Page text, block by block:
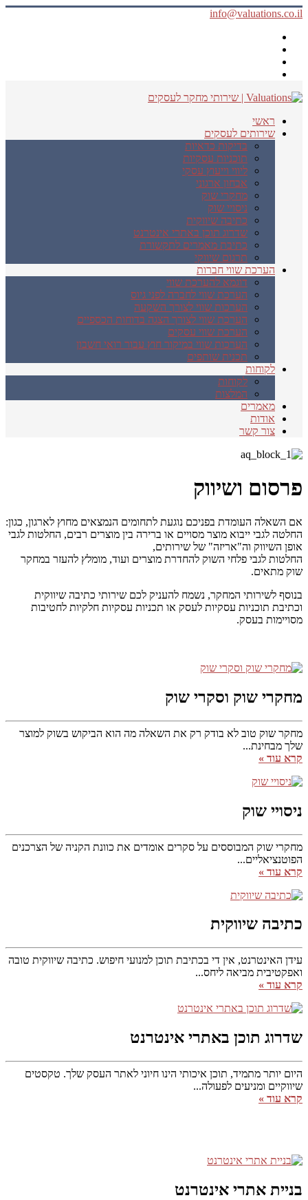
info@valuations.co.il
ראשי
שירותים לעסקים
בדיקות כדאיות
תוכניות עסקיות
ליווי וייעוץ עסקי
אבחון ארגוני
מחקרי שוק
ניסויי שוק
כתיבה שיווקית
שדרוג תוכן באתרי אינטרנט
כתיבת מאמרים לתקשורת
תרגום שיווקי
הערכת שווי חברות
דוגמא להערכת שווי
הערכת שווי לחברה לפני גיוס
הערכות שווי לצורך השקעה
הערכת שווי לצורך הצגה בדוחות הכספיים
הערכת שווי עסקים
הערכות שווי במיקור חוץ עבור רואי חשבון
תכנית שותפים
לקוחות
לקוחות
המלצות
מאמרים
אודות
צור קשר
פרסום ושיווק
אם השאלה העומדת בפניכם נוגעת לתחומים הנמצאים מחוץ לארגון, כגון:
החלטה לגבי ייבוא מוצר מסויים או ברירה בין מוצרים רבים, החלטות לגבי
אופן השיווק וה"אריזה" של שירותים,
החלטות לגבי פלחי השוק להחדרת מוצרים ועוד, מומלץ להעזר במחקר
שוק מתאים.
בנוסף לשירותי המחקר, נשמח להעניק לכם שירותי כתיבה שיווקית
וכתיבת תוכניות עסקיות לעסק או תכניות עסקיות חלקיות לחטיבות
מסויימות בעסק.
מחקרי שוק וסקרי שוק
מחקר שוק טוב לא בודק רק את השאלה מה הוא הביקוש בשוק למוצר
שלך מבחינת...
קרא עוד »
ניסויי שוק
מחקרי שוק המבוססים על סקרים אומדים את כוונת הקניה של הצרכנים
הפוטנציאליים...
קרא עוד »
כתיבה שיווקית
עידן האינטרנט, אין די בכתיבת תוכן למנועי חיפוש. כתיבה שיווקית טובה
ואפקטיבית מביאה ליחס...
קרא עוד »
שדרוג תוכן באתרי אינטרנט
היום יותר מתמיד, תוכן איכותי הינו חיוני לאתר העסק שלך. טקסטים
שיווקיים ומניעים לפעולה...
קרא עוד »
בניית אתרי אינטרנט